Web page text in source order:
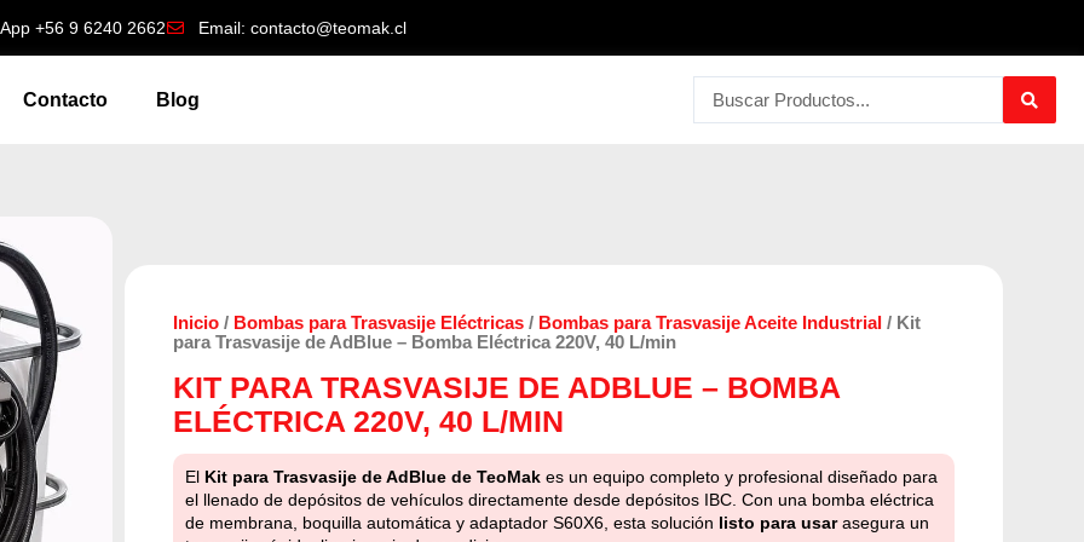
+56 9 6240 2662 Email: contacto@teomak.cl
Contacto Blog
Search
...
Inicio / Bombas para Trasvasije Eléctricas / Bombas para Trasvasije Aceite Industrial / Kit
para Trasvasije de AdBlue – Bomba Eléctrica 220V, 40 L/min
KIT PARA TRASVASIJE DE ADBLUE – BOMBA
ELÉCTRICA 220V, 40 L/MIN
El Kit para Trasvasije de AdBlue de TeoMak es un equipo completo y profesional diseñado para
el llenado de depósitos de vehículos directamente desde depósitos IBC. Con una bomba eléctrica
de membrana, boquilla automática y adaptador S60X6, esta solución listo para usarasegura un